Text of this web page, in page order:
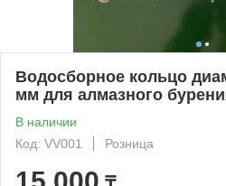
Водосборное кольцо
мм для алмазного
В наличии
Код: VV001
Розница